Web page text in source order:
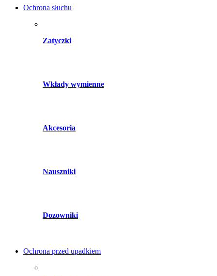
Ochrona słuchu
Zatyczki
Wkłady wymienne
Akcesoria
Nauszniki
Dozowniki
Ochrona przed upadkiem